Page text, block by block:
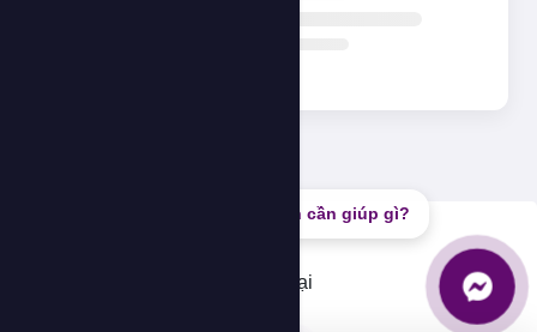
Bạn cần giúp gì?
Không thể tải dữ liệu, vui lòng thử lại